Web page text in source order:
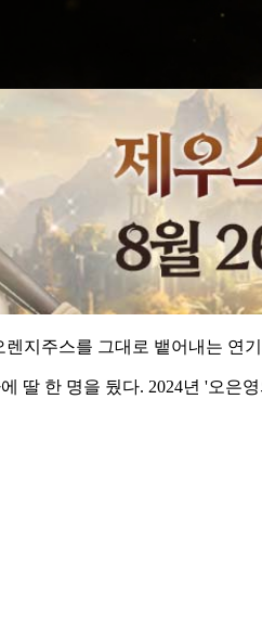
지주스를 그대로 뱉어내는 연
딸 한 명을 뒀다. 2024년 '오은